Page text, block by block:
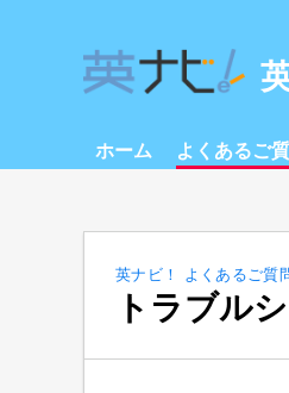
ホーム よくあるご
英ナビ！ よくあるご質
トラブル